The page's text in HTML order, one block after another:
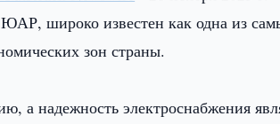
широко известен как одна из
зон страны.
а надежность электроснабжения